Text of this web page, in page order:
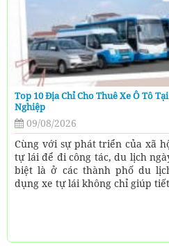
Top 10 Địa Chỉ Cho Thuê Xe Ô Tô
Nghiệp
09/08/2026
Cùng với sự phát triển của xã
tự lái để đi công tác, du lịch
biệt là ở các thành phố du
dụng xe tự lái không chỉ giúp